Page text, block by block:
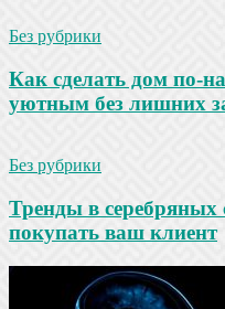
Без рубрики
Как сделать дом по-
уютным без лишних
Без рубрики
Тренды в серебряных
покупать ваш клиент